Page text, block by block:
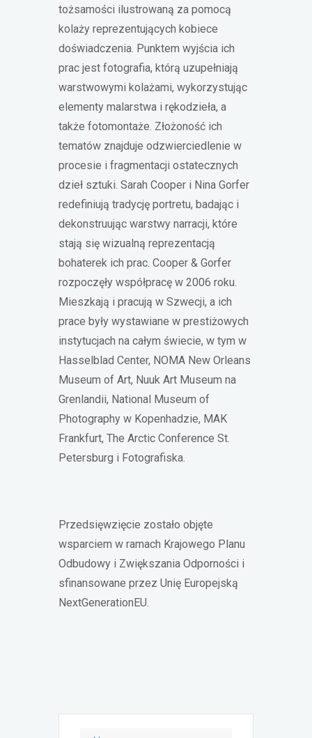
tożsamości ilustrowaną za pomocą
kolaży reprezentujących kobiece
doświadczenia. Punktem wyjścia ich
prac jest fotografia, którą uzupełniają
warstwowymi kolażami, wykorzystując
elementy malarstwa i rękodzieła, a
także fotomontaże. Złożoność ich
tematów znajduje odzwierciedlenie w
procesie i fragmentacji ostatecznych
dzieł sztuki. Sarah Cooper i Nina Gorfer
redefiniują tradycję portretu, badając i
dekonstruując warstwy narracji, które
stają się wizualną reprezentacją
bohaterek ich prac. Cooper & Gorfer
rozpoczęły współpracę w 2006 roku.
Mieszkają i pracują w Szwecji, a ich
prace były wystawiane w prestiżowych
instytucjach na całym świecie, w tym w
Hasselblad Center, NOMA New Orleans
Museum of Art, Nuuk Art Museum na
Grenlandii, National Museum of
Photography w Kopenhadzie, MAK
Frankfurt, The Arctic Conference St.
Petersburg i Fotografiska.
Przedsięwzięcie zostało objęte
wsparciem w ramach Krajowego Planu
Odbudowy i Zwiększania Odporności i
sfinansowane przez Unię Europejską
NextGenerationEU.